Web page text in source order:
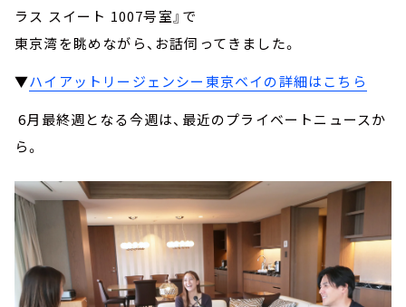
ラス スイート 1007号室』で
東京湾を眺めながら、お話伺ってきました。
▼ハイアットリージェンシー東京ベイの詳細はこちら
6月最終週となる今週は、最近のプライベートニュースか
ら。